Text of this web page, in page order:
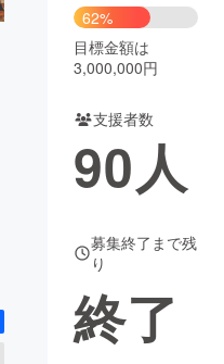
CAMPFIRE Creation
コミュニティ
62%
目標金額は
3,000,000円
支援者数
90人
募集終了まで残
り
終了